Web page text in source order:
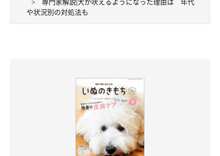
や状況別の対処法も